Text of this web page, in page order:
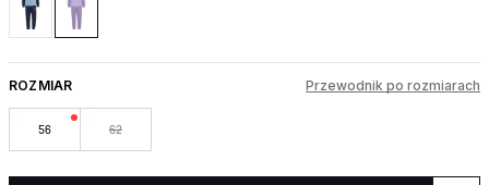
ROZMIAR Przewodnik po rozmiarach
56 62